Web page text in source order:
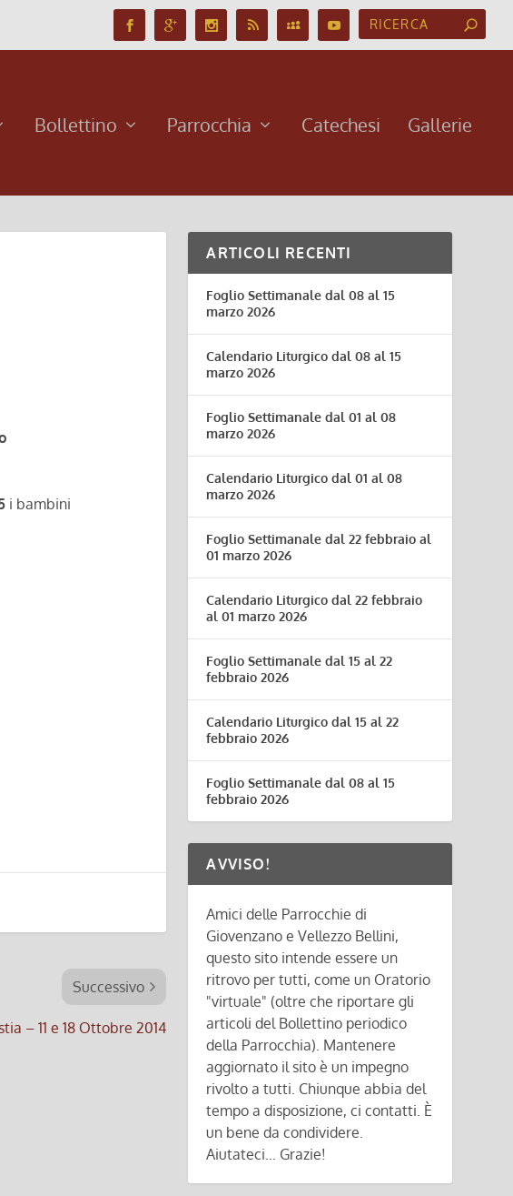
Bollettino Parrocchia Catechesi Gallerie
i bambini
Successivo
– 11 e 18 Ottobre 2014
ARTICOLI RECENTI
Foglio Settimanale dal 08 al 15
marzo 2026
Calendario Liturgico dal 08 al 15
marzo 2026
Foglio Settimanale dal 01 al 08
marzo 2026
Calendario Liturgico dal 01 al 08
marzo 2026
Foglio Settimanale dal 22 febbraio al
01 marzo 2026
Calendario Liturgico dal 22 febbraio
al 01 marzo 2026
Foglio Settimanale dal 15 al 22
febbraio 2026
Calendario Liturgico dal 15 al 22
febbraio 2026
Foglio Settimanale dal 08 al 15
febbraio 2026
AVVISO!
Amici delle Parrocchie di
Giovenzano e Vellezzo Bellini,
questo sito intende essere un
ritrovo per tutti, come un Oratorio
"virtuale" (oltre che riportare gli
articoli del Bollettino periodico
della Parrocchia). Mantenere
aggiornato il sito è un impegno
rivolto a tutti. Chiunque abbia del
tempo a disposizione, ci contatti. È
un bene da condividere.
Aiutateci... Grazie!